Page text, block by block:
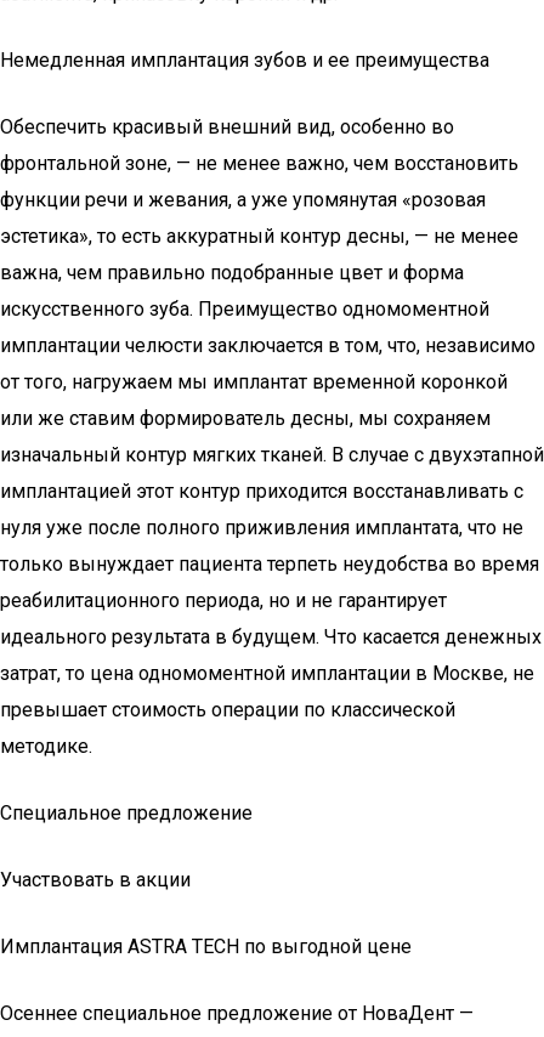
Немедленная имплантация зубов и ее преимущества
Обеспечить красивый внешний вид, особенно во
фронтальной зоне, — не менее важно, чем восстановить
функции речи и жевания, а уже упомянутая «розовая
эстетика», то есть аккуратный контур десны, — не менее
важна, чем правильно подобранные цвет и форма
искусственного зуба. Преимущество одномоментной
имплантации челюсти заключается в том, что, независимо
от того, нагружаем мы имплантат временной коронкой
или же ставим формирователь десны, мы сохраняем
изначальный контур мягких тканей. В случае с двухэтапной
имплантацией этот контур приходится восстанавливать с
нуля уже после полного приживления имплантата, что не
только вынуждает пациента терпеть неудобства во время
реабилитационного периода, но и не гарантирует
идеального результата в будущем. Что касается денежных
затрат, то цена одномоментной имплантации в Москве, не
превышает стоимость операции по классической
методике.
Специальное предложение
Участвовать в акции
Имплантация ASTRA TECH по выгодной цене
Осеннее специальное предложение от НоваДент —